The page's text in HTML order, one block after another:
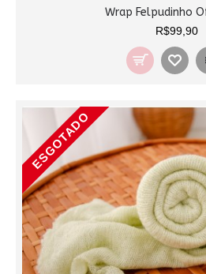
Wrap Felpudinho
R$99,90
ESGOTADO